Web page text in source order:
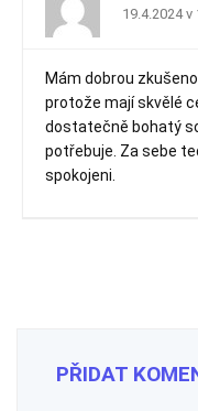
19.4.2024 v
Mám dobrou
protože mají skvělé
dostatečně bohatý
potřebuje. Za sebe
spokojeni.
PŘIDAT